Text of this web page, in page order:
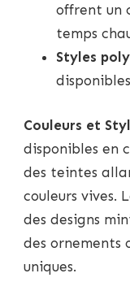
offrent un
temps
Styles
Couleurs et
disponibles en
des teintes
couleurs vives.
des designs
des ornements
uniques.